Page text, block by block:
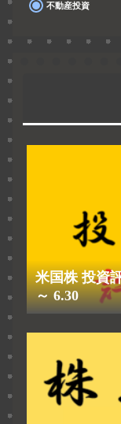
不動産投資
米国株 投資
～ 6.30